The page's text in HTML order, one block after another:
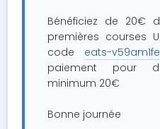
Bénéficiez de 20€
premières courses
code
eats-
paiement pour
minimum 20€
Bonne journée